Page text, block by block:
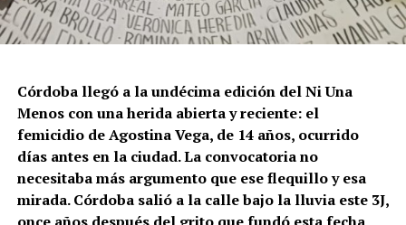
Argentina no puede separarse de los discursos de odio
que provienen del gobierno nacional. “Tanto el
LGBT en general y, principalmente, hacia la comunidad
trans”, describe Rachid. “Y eso –agrega– genera mayor
violencia y discriminación en la vida cotidiana. Esos
discursos terminan legitimando, avalando y fomentando
la violencia hacia nuestra comunidad”.
Córdoba llegó a la undécima edición del Ni Una
Menos con una herida abierta y reciente: el
femicidio de Agostina Vega, de 14 años, ocurrido
días antes en la ciudad. La convocatoria no
necesitaba más argumento que ese flequillo y esa
mirada. Córdoba salió a la calle bajo la lluvia este 3J,